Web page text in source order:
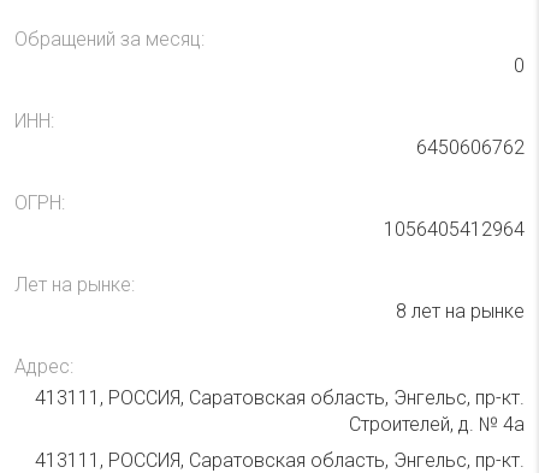
Обращений за месяц:
0
ИНН:
6450606762
ОГРН:
1056405412964
Лет на рынке:
8 лет на рынке
Адрес:
413111, РОССИЯ, Саратовская область, Энгельс, пр-кт.
Строителей, д. № 4а
413111, РОССИЯ, Саратовская область, Энгельс, пр-кт.